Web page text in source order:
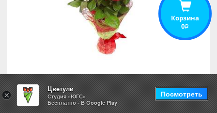
Девять роз
Корзина
0i
×
Цветули
Студия «ЮГС»
Бесплатно - В Google Play
Посмотреть